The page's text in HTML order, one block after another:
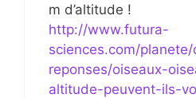
m d’altitude !
http://www.futura-
sciences.com/
reponses/oiseaux-
altitude-peuvent-ils-